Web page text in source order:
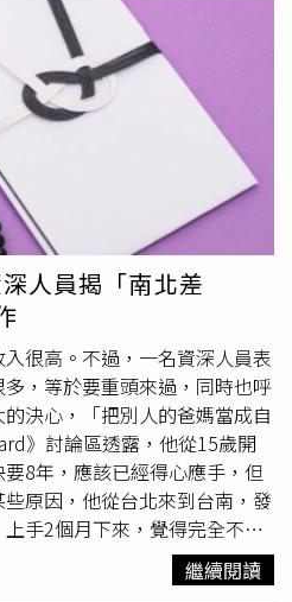
文引發討論，不少網友留言
「好像很難進去」、「人家是
期待什麼」、「你實際去做一
也賺很大好嗎？至於員工福利，
「美商累，卻讓你覺得值得；
」、「本土的待遇太爛」。不
市多所有員工都是從三個月臨
有沒有『兼職缺』，有的話你
下來你只是『兼職』，有沒有
有人離職或調大陸或新開店就
很多了，最低保障一星期給24
工時累計滿1040小時會跳一
的隔一年才有年終，如果每個
職，要領到年終要待七年」。
人員揭「南北差
很高。不過，一名資深人員表
，等於要重頭來過，同時也呼
決心，「把別人的爸媽當成自
》討論區透露，他從15歲開
8年，應該已經得心應手，但
原因，他從台北來到台南，發
手2個月下來，覺得完全不是
為理念都是一樣的，都希望離
往該去的地方，對人世間不需
繼續閱讀